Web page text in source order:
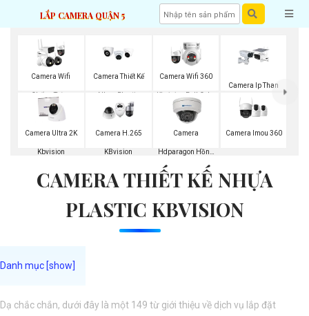
LẮP CAMERA QUẬN 5
Camera Wifi
Chống Trộm
Kbvision
Camera Thiết Kế
Nhựa Plastic
Kbvision
Camera Wifi 360
Kbvision Full Color
Camera Ip Than
Kbvision
Camera Ultra 2K
Kbvision
Camera H.265
KBvision
Camera
Hdparagon Hồng
Camera Imou 360
CAMERA THIẾT KẾ NHỰA
PLASTIC KBVISION
Dạ chắc chắn, dưới đây là một 149 từ giới thiệu về dịch vụ lắp đặt